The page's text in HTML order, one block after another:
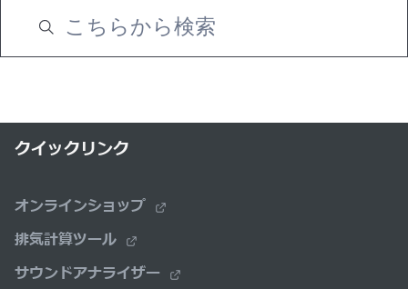
クイックリンク
オンラインショップ
排気計算ツール
サウンドアナライザー